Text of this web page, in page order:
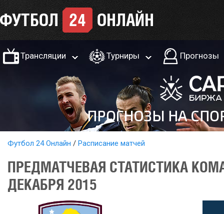
Трансляции Турниры Прогнозы
Футбол 24 Онлайн Расписание матчей
ПРЕДМАТЧЕВАЯ СТАТИСТИКА
ДЕКАБРЯ 2015